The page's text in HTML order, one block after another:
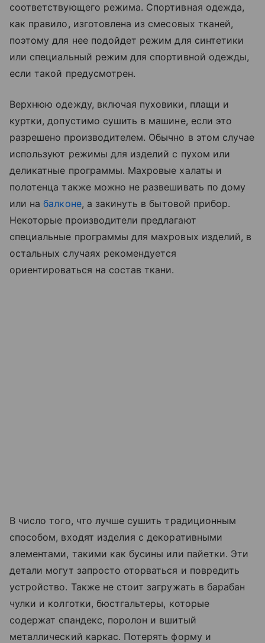
соответствующего режима. Спортивная одежда,
как правило, изготовлена из смесовых тканей,
поэтому для нее подойдет режим для синтетики
или специальный режим для спортивной одежды,
если такой предусмотрен.
Верхнюю одежду, включая пуховики, плащи и
куртки, допустимо сушить в машине, если это
разрешено производителем. Обычно в этом случае
используют режимы для изделий с пухом или
деликатные программы. Махровые халаты и
полотенца также можно не развешивать по дому
или набалконе, а закинуть в бытовой прибор.
Некоторые производители предлагают
специальные программы для махровых изделий, в
остальных случаях рекомендуется
ориентироваться на состав ткани.
В число того, что лучше сушить традиционным
способом, входят изделия с декоративными
элементами, такими как бусины или пайетки. Эти
детали могут запросто оторваться и повредить
устройство. Также не стоит загружать в барабан
чулки и колготки, бюстгальтеры, которые
содержат спандекс, поролон и вшитый
металлический каркас. Потерять форму и